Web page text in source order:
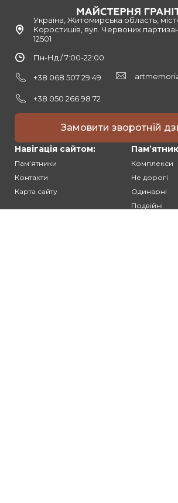
Україна, Житомирська область,
Коростишів, вул. Червоних
12501
Пн-Нд / 7:00-22:00
+38 068 507 29 49
+38 050 266 98 72
Замовити зворотній
Навігація сайтом:
Памʼятники
Контакти
Карта сайту
Комплекси
Не дорогі
Одинарні
Подвійні